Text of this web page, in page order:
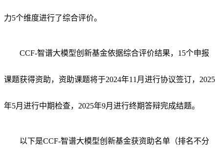
力5个维度进行了综合评价。
CCF-智谱大模型创新基金依据综合评价结果， 15个申报
课题获得资助，资助课题将于2024年11 月进行协议签订， 2025
年5月进行中期检查， 2025年9月进行终期答辩完成结题。
以下是CCF-智谱大模型创新基金获资助名单（排名不分